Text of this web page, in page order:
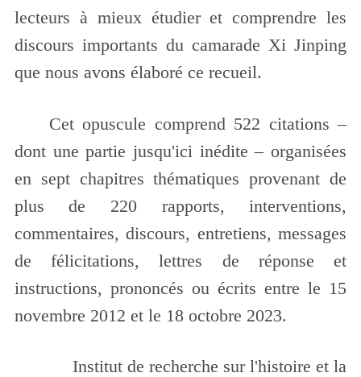
lecteurs à mieux étudier et comprendre les
discours importants du camarade Xi Jinping
que nous avons élaboré ce recueil.
Cet opuscule comprend 522 citations –
dont une partie jusqu'ici inédite – organisées
en sept chapitres thématiques provenant de
plus de 220 rapports, interventions,
commentaires, discours, entretiens, messages
de félicitations, lettres de réponse et
instructions, prononcés ou écrits entre le 15
novembre 2012 et le 18 octobre 2023.
Institut de recherche sur l'histoire et la